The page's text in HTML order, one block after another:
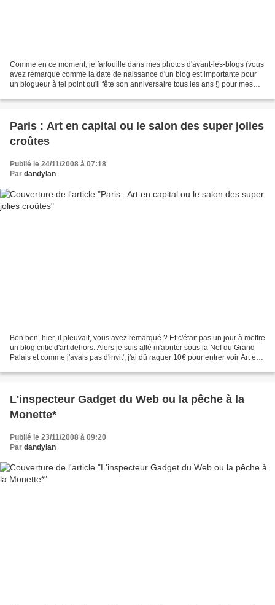
Comme en ce moment, je farfouille dans mes photos d'avant-les-blogs (vous
avez remarqué comme la date de naissance d'un blog est importante pour
un blogueur à tel point qu'il fête son anniversaire tous les ans !) pour mes
Paris : Art en capital ou le salon des super jolies
croûtes
Publié le 24/11/2008 à 07:18
Par dandylan
Bon ben, hier, il pleuvait, vous avez remarqué ? Et c'était pas un jour à mettre
un blog critic d'art dehors. Alors je suis allé m'abriter sous la Nef du Grand
Palais et comme j'avais pas d'invit', j'ai dû raquer 10€ pour entrer voir Art en
L'inspecteur Gadget du Web ou la pêche à la
Monette*
Publié le 23/11/2008 à 09:20
Par dandylan